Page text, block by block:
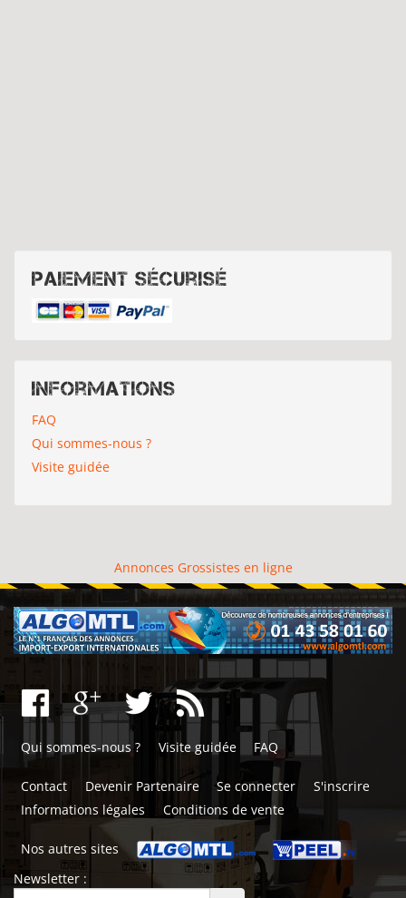
Paiement sécurisé
Informations
FAQ
Qui sommes-nous ?
Visite guidée
Annonces Grossistes en ligne
Qui sommes-nous ? Visite guidée FAQ
Contact Devenir Partenaire Se connecter
S'inscrire
Informations légales
Conditions de vente
Nos autres sites
Newsletter :